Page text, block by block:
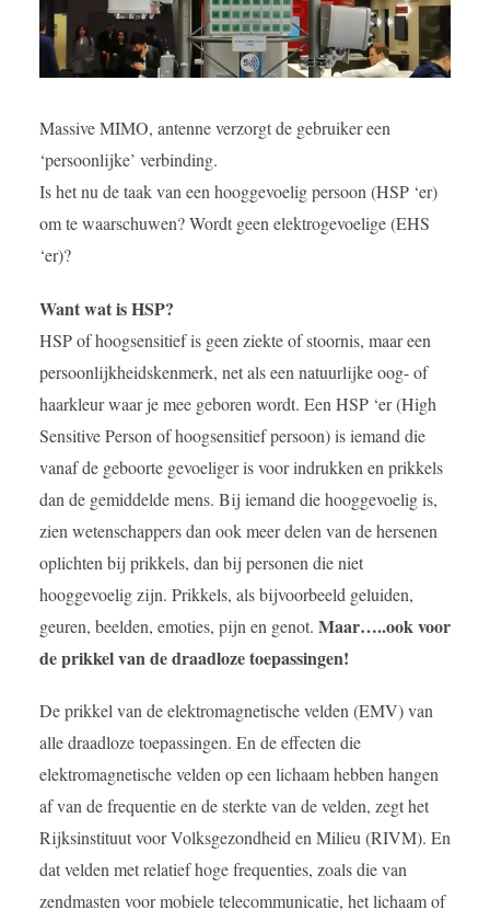
Massive MIMO, antenne verzorgt de gebruiker een
‘persoonlijke’ verbinding.
Is het nu de taak van een hooggevoelig persoon (HSP ‘er)
om te waarschuwen? Wordt geen elektrogevoelige (EHS
‘er)?
Want wat is HSP?
HSP of hoogsensitief is geen ziekte of stoornis, maar een
persoonlijkheidskenmerk, net als een natuurlijke oog- of
haarkleur waar je mee geboren wordt. Een HSP ‘er (High
Sensitive Person of hoogsensitief persoon) is iemand die
vanaf de geboorte gevoeliger is voor indrukken en prikkels
dan de gemiddelde mens. Bij iemand die hooggevoelig is,
zien wetenschappers dan ook meer delen van de hersenen
oplichten bij prikkels, dan bij personen die niet
hooggevoelig zijn. Prikkels, als bijvoorbeeld geluiden,
geuren, beelden, emoties, pijn en genot. Maar…..ook voor
de prikkel van de draadloze toepassingen!
De prikkel van de elektromagnetische velden (EMV) van
alle draadloze toepassingen. En de effecten die
elektromagnetische velden op een lichaam hebben hangen
af van de frequentie en de sterkte van de velden, zegt het
Rijksinstituut voor Volksgezondheid en Milieu (RIVM). En
dat velden met relatief hoge frequenties, zoals die van
zendmasten voor mobiele telecommunicatie, het lichaam of